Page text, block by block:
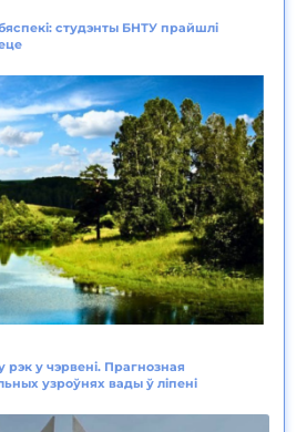
студэнты БНТУ прайшлі
у чэрвені. Прагнозная
узроўнях вады ў ліпені